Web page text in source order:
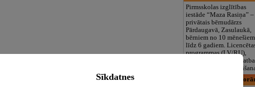
Pirmsskolas izglītības
iestāde “Maza Rasiņa” –
privātais bērnudārzs
Pārdaugavā, Zasulaukā,
bērniem no 10 mēnešiem
līdz 6 gadiem.
programmas (LV/RU),
logopēds, speciālais
teritorija un 3x
Ratatui, franču
Sīkdatnes